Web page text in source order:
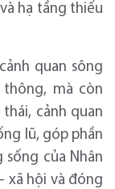
hạ tầng thiếu
quan sông
mà còn
cảnh quan
lũ, góp phần
của Nhân
xã hội và đóng